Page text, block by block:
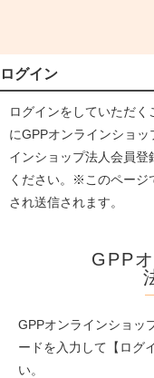
ログイン
ログインをしていただ
にGPPオンラインショ
インショップ法人会員
ください。※このページ
され送信されます。
GPP
GPPオンラインショッ
ードを入力して【ログ
い。